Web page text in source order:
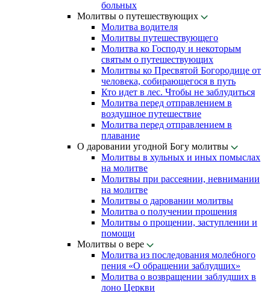
больных
Молитвы о путешествующих
Молитва водителя
Молитвы путешествующего
Молитва ко Господу и некоторым
святым о путешествующих
Молитвы ко Пресвятой Богородице от
человека, собирающегося в путь
Кто идет в лес. Чтобы не заблудиться
Молитва перед отправлением в
воздушное путешествие
Молитва перед отправлением в
плавание
О даровании угодной Богу молитвы
Молитвы в хульных и иных помыслах
на молитве
Молитвы при рассеянии, невнимании
на молитве
Молитвы о даровании молитвы
Молитва о получении прошения
Молитвы о прощении, заступлении и
помощи
Молитвы о вере
Молитва из последования молебного
пения «О обращении заблудших»
Молитва о возвращении заблудших в
лоно Церкви